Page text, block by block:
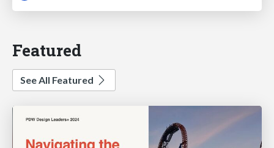
Featured
See All Featured